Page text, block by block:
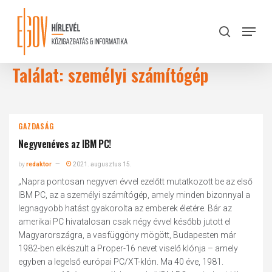
content
search
Menu
Találat: személyi számítógép
GAZDASÁG
Negyvenéves az IBM PC!
byredaktor 2021. augusztus 15.
„Napra pontosan negyven évvel ezelőtt mutatkozott be az első
IBM PC, az a személyi számítógép, amely minden bizonnyal a
legnagyobb hatást gyakorolta az emberek életére. Bár az
amerikai PC hivatalosan csak négy évvel később jutott el
Magyarországra, a vasfüggöny mögött, Budapesten már
1982-ben elkészült a Proper-16 nevet viselő klónja – amely
egyben a legelső európai PC/XT-klón. Ma 40 éve, 1981.
Close